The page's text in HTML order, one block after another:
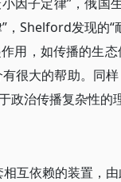
，Shelford发现的
用，如传播的生
很大的帮助。同
治传播复杂性的理
互依赖的装置，